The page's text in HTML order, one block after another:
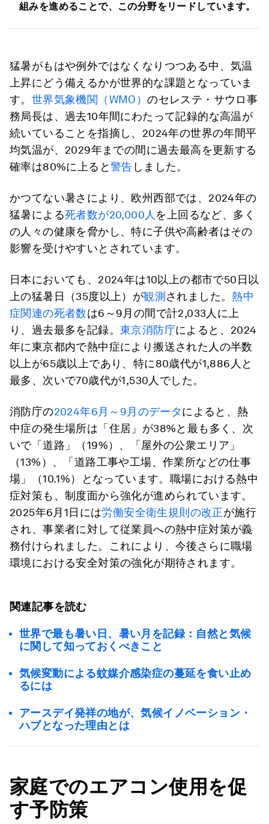
組みを進めることで、この分野をリードしています。
猛暑がもはや例外ではなくなりつつある中、気温
上昇にどう備えるかが世界的な課題となっていま
す。 世界気象機関（WMO）のセレステ・サウロ事
務局長は、過去10年間にわたって記録的な高温が
続いていることを指摘し、2024年の世界の年間平
均気温が、2029年までの間に過去最高を更新する
確率は80%に上ると警告 しました。
かつてない暑さにより、欧州西部では、2024年の
猛暑による死者数が20,000人 を上回るなど、多く
の人々の健康を脅かし、特に子供や高齢者はその
影響を受けやすいとされています。
日本においても、2024年は10以上の都市で50日以
上の猛暑日（35度以上）が観測 されました。熱中
症関連の死者数は6～9月の間で計2,033人に上
り、過去最多を記録。 東京消防庁によると、2024
年に東京都内で熱中症により搬送された人の半数
以上が65歳以上であり、特に80歳代が1,886人と
最多、次いで70歳代が1,530人でした。
消防庁の2024年6月～9月のデータによると、熱
中症の発生場所は「住居」が38%と最も多く、次
いで「道路」（19%）、「屋外の公衆エリア」
（13%）、「道路工事や工場、作業所などの仕事
場」（10.1%）となっています。職場における熱中
症対策も、制度面から強化が進められています。
2025年6月1日には労働安全衛生規則の改正が施行
され、事業者に対して従業員への熱中症対策が義
務付けられました。これにより、今後さらに職場
環境における安全対策の強化が期待されます。
関連記事を読む
世界で最も暑い日、暑い月を記録：自然と気候
に関して知っておくべきこと
気候変動による蚊媒介感染症の蔓延を食い止め
るには
アースデイ発祥の地が、気候イノベーション・
ハブとなった理由とは
家庭でのエアコン使用を促
す予防策